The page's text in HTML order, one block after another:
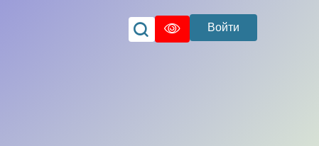
Войти